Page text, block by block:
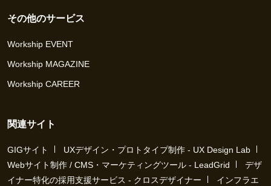
その他のサービス
Workship EVENT
Workship MAGAZINE
Workship CAREER
関連サイト
GIGサイト
UXデザイン・プロトタイプ制作 - UX Design Lab
Webサイト制作 / CMS・マーケティングツール - LeadGrid
デザ
イナー特化の採用支援サービス - クロスデザイナー
インフラエ